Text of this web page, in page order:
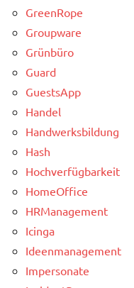
GreenRope
Groupware
Grünbüro
Guard
GuestsApp
Handel
Handwerksbildung
Hash
Hochverfügbarkeit
HomeOffice
HRManagement
Icinga
Ideenmanagement
Impersonate